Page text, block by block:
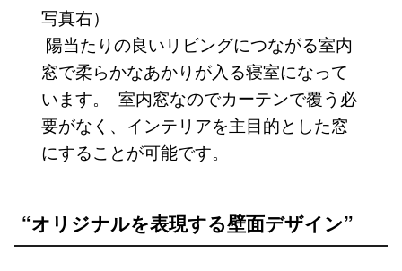
写真右）
陽当たりの良いリビングにつながる室内
窓で柔らかなあかりが入る寝室になって
います。 室内窓なのでカーテンで覆う必
要がなく、インテリアを主目的とした窓
にすることが可能です。
“オリジナルを表現する壁面デザイン”